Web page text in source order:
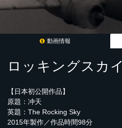
動画情報
ロッキングスカイ
【日本初公開作品】
原題：冲天
英題：The Rocking Sky
2015年製作／作品時間98分